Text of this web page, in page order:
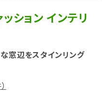
ション インテリ
窓辺をスタインリング